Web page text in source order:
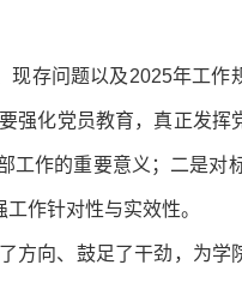
现存问题以及2025年工作
强化党员教育，真正发挥
工作的重要意义；二是对
作针对性与实效性。
方向、鼓足了干劲，为学